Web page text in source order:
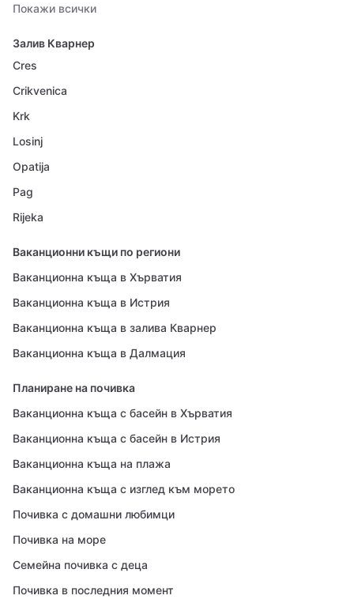
Покажи всички
Залив Кварнер
Cres
Crikvenica
Krk
Losinj
Opatija
Pag
Rijeka
Ваканционни къщи по региони
Ваканционна къща в Хърватия
Ваканционна къща в Истрия
Ваканционна къща в залива Кварнер
Ваканционна къща в Далмация
Планиране на почивка
Ваканционна къща с басейн в Хърватия
Ваканционна къща с басейн в Истрия
Ваканционна къща на плажа
Ваканционна къща с изглед към морето
Почивка с домашни любимци
Почивка на море
Семейна почивка с деца
Почивка в последния момент